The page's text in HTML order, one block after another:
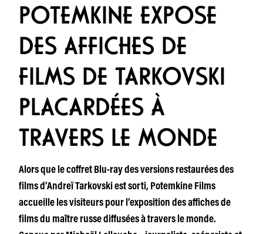
POTEMKINE EXPOSE
DES AFFICHES DE
FILMS DE TARKOVSKI
PLACARDÉES À
TRAVERS LE MONDE
Alors que le coffret Blu-ray des versions restaurées des
films d’Andreï Tarkovski est sorti, Potemkine Films
accueille les visiteurs pour l’exposition des affiches de
films du maître russe diffusées à travers le monde.